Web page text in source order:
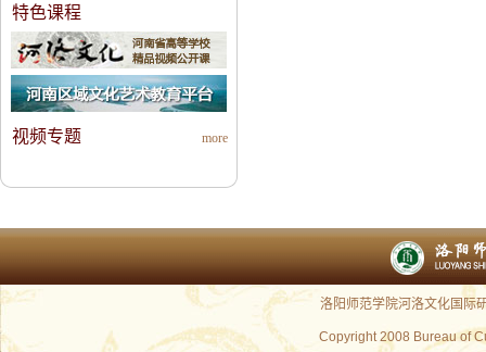
特色课程
more
视频专题
洛阳师范学院河洛文化国
Copyright 2008 Bureau of